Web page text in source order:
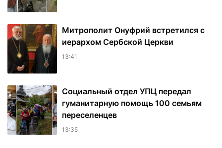
Митрополит Онуфрий встретился с
иерархом Сербской Церкви
13:41
Социальный отдел УПЦ передал
гуманитарную помощь 100 семьям
переселенцев
13:35